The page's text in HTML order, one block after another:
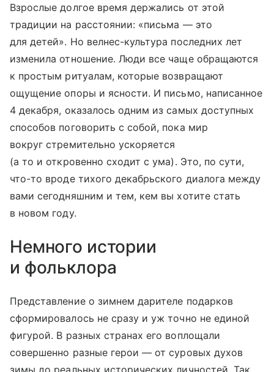
Взрослые долгое время держались от этой
традиции на расстоянии: «письма — это
для детей». Но велнес-культура последних лет
изменила отношение. Люди все чаще обращаются
к простым ритуалам, которые возвращают
ощущение опоры и ясности. И письмо, написанное
4 декабря, оказалось одним из самых доступных
способов поговорить с собой, пока мир
вокруг стремительно ускоряется
(а то и откровенно сходит с ума). Это, по сути,
что-то вроде тихого декабрьского диалога между
вами сегодняшним и тем, кем вы хотите стать
в новом году.
Немного истории
и фольклора
Представление о зимнем дарителе подарков
сформировалось не сразу и уж точно не единой
фигурой. В разных странах его воплощали
совершенно разные герои — от суровых духов